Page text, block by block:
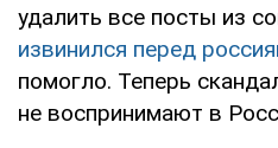
удалить все посты из
извинился перед
помогло. Теперь
не воспринимают в